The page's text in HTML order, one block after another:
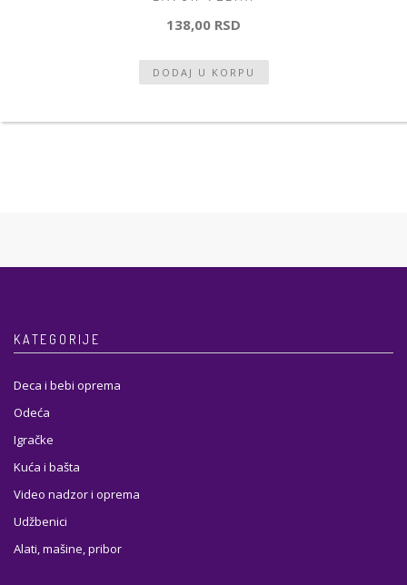
138,00 RSD
KATEGORIJE
Deca i bebi oprema
Odeća
Igračke
Kuća i bašta
Video nadzor i oprema
Udžbenici
Alati, mašine, pribor